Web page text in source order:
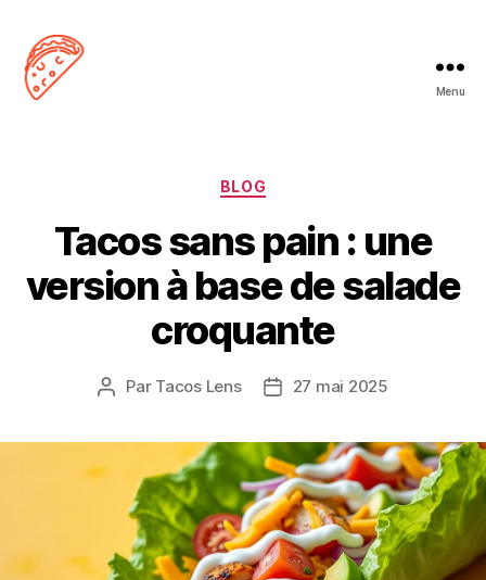
Menu
Catégories
BLOG
Tacos sans pain : une
version à base de salade
croquante
Auteur
Par Tacos Lens
Date27 mai 2025